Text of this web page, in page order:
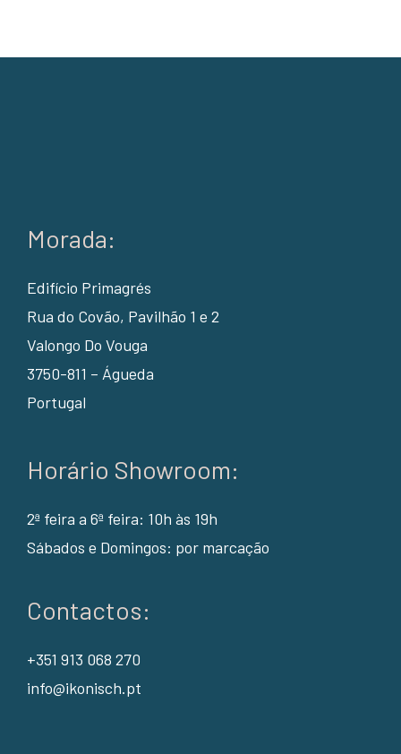
Morada:
Edifício Primagrés
Rua do Covão, Pavilhão 1 e 2
Valongo Do Vouga
3750-811 – Águeda
Portugal
Horário Showroom:
2ª feira a 6ª feira: 10h às 19h
Sábados e Domingos: por marcação
Contactos:
+351 913 068 270
info@ikonisch.pt